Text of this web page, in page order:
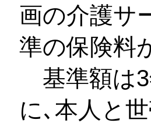
画の介護サ
準の保険料
基準額は3
に､本人と